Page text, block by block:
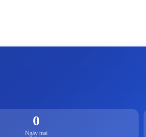
0
Ngày mai